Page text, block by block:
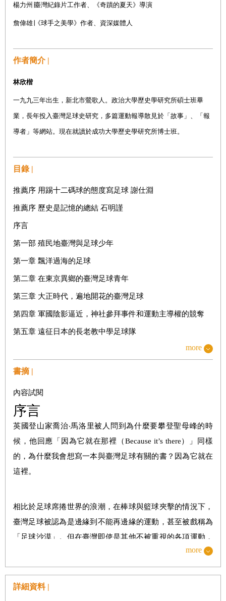
楊力州 ∣臺灣紀錄片工作者、《奇蹟的夏天》導演
詹偉雄∣《球手之美學》作者、資深媒體人
作者簡介 |
林欣楷
一九九三年出生，新北市鶯歌人。政治大學歷史學研究所碩士班畢
業，長年投入臺灣足球史研究，多篇運動報導散見於「故事」、「報
導者」等網站。現在就讀於成功大學歷史學研究所博士班。
目錄 |
推薦序 用踢十二碼球的態度寫足球 謝仕淵
推薦序 歷史是記憶的總結 石明謹
序言
第一部 殖民地臺灣與足球少年
第一章 飄洋過海的足球
第二章 在東京異鄉的臺灣足球青年
第三章 大正時代，遍地開花的臺灣足球
第四章 軍國陰影逼近，神社參拜事件和運動主導權的競奪
第五章 遠征日本的長老教中學足球隊
第二部 不踢球的臺灣？臺灣戰後體育的政治地理重劃
第七章 足球救國：現代中國足球的起源
第八章 港腳與兩岸體壇的對抗
第九章 各取所需的認同：海外華人足球社群
第十章 戰後初期運轉失靈的臺灣體育行政體系
第十一章 「全民」體育：業餘運動中的專業運動員
第三部 內外交迫的一九七○年代：臺灣足球的挑戰與突破
more
書摘 |
內容試閱
序言
英國登山家喬治‧馬洛里被人問到為什麼要攀登聖母峰的時
候，他回應「因為它就在那裡（Because it’s there）」同樣
的，為什麼我會想寫一本與臺灣足球有關的書？因為它就在
這裡。
相比於足球席捲世界的浪潮，在棒球與籃球夾擊的情況下，
臺灣足球被認為是邊緣到不能再邊緣的運動，甚至被戲稱為
「足球沙漠」。但在臺灣即使是其他不被重視的各項運動，
也很少得到如此殊榮的雅號。這樣的生活經驗開啟研究者敏
感的雷達，究竟是從什麼時候臺灣開始被認為是「足球沙
漠」？
more
詳細資料 |